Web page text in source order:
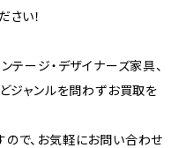
さい！
テージ・デザイナーズ家具、
どジャンルを問わずお買取を
で、お気軽にお問い合わせ